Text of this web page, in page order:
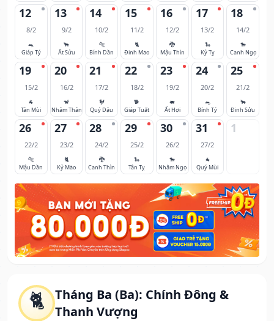
🐈
Tháng Ba (Ba): Chính Đông &
Thanh Vượng
12
8/2
🐀
Giáp Tý
13
9/2
🐂
Ất Sửu
14
10/2
🐅
Bính Dần
15
11/2
🐈
Đinh Mão
16
12/2
🐉
Mậu Thìn
17
13/2
🐍
Kỷ Tỵ
18
14/2
🐎
Canh Ngọ
19
15/2
🐐
Tân Mùi
20
16/2
🐒
Nhâm Thân
21
17/2
🐓
Quý Dậu
22
18/2
🐕
Giáp Tuất
23
19/2
🐖
Ất Hợi
24
20/2
🐀
Bính Tý
25
21/2
🐂
Đinh Sửu
26
22/2
🐅
Mậu Dần
27
23/2
🐈
Kỷ Mão
28
24/2
🐉
Canh Thìn
29
25/2
🐍
Tân Tỵ
30
26/2
🐎
Nhâm Ngọ
31
27/2
🐐
Quý Mùi
1